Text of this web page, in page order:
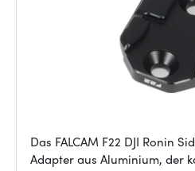
Das FALCAM F22 DJI Ronin
Adapter aus Aluminium, der